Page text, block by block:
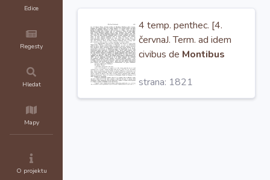
Edice
Regesty
Hledat
Mapy
O projektu
4 temp. penthec. [4.
červnaJ. Term. ad idem
civibus de Montibus
říjnaJ. Term. ad idem
Montanis civibus
strana: 1821